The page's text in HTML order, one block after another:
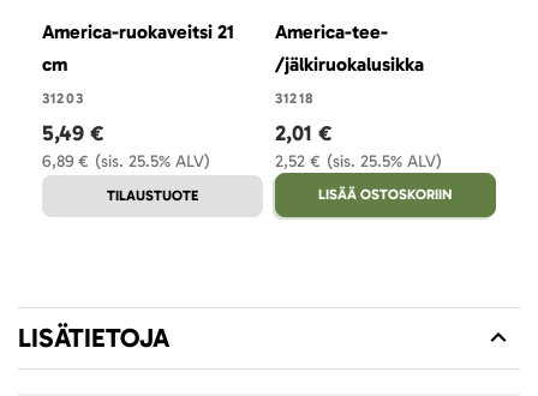
America-ruokaveitsi 21
cm
31203
(sis. 25.5% ALV)
6,89 €
5,49 €
TILAUSTUOTE
America-tee-
/jälkiruokalusikka
31218
(sis. 25.5% ALV)
2,52 €
2,01 €
LISÄÄ OSTOSKORIIN
LISÄTIETOJA